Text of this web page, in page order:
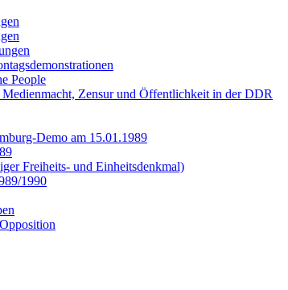
People
Zensur und Öffentlichkeit in der DDR
Demo am 15.01.1989
Freiheits- und Einheitsdenkmal)
1990